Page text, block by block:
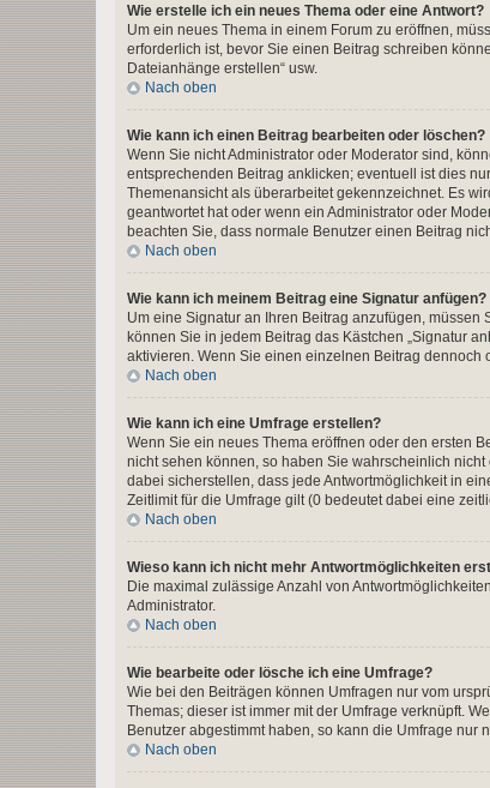
Wie erstelle ich ein neues Thema oder eine Antwort?
Um ein neues Thema in einem Forum zu eröffnen,
erforderlich ist, bevor Sie einen Beitrag schreiben
Dateianhänge erstellen“ usw.
Nach oben
Wie kann ich einen Beitrag bearbeiten oder löschen?
Wenn Sie nicht Administrator oder Moderator sind,
entsprechenden Beitrag anklicken; eventuell ist dies
Themenansicht als überarbeitet gekennzeichnet. Es
geantwortet hat oder wenn ein Administrator oder
beachten Sie, dass normale Benutzer einen Beitrag
Nach oben
Wie kann ich meinem Beitrag eine Signatur anfügen?
Um eine Signatur an Ihren Beitrag anzufügen,
können Sie in jedem Beitrag das Kästchen „Signatur
aktivieren. Wenn Sie einen einzelnen Beitrag dennoch
Nach oben
Wie kann ich eine Umfrage erstellen?
Wenn Sie ein neues Thema eröffnen oder den ersten
nicht sehen können, so haben Sie wahrscheinlich
dabei sicherstellen, dass jede Antwortmöglichkeit in
Zeitlimit für die Umfrage gilt (0 bedeutet dabei eine
Nach oben
Wieso kann ich nicht mehr Antwortmöglichkeiten
Die maximal zulässige Anzahl von
Administrator.
Nach oben
Wie bearbeite oder lösche ich eine Umfrage?
Wie bei den Beiträgen können Umfragen nur vom
Themas; dieser ist immer mit der Umfrage verknüpft.
Benutzer abgestimmt haben, so kann die Umfrage
Nach oben